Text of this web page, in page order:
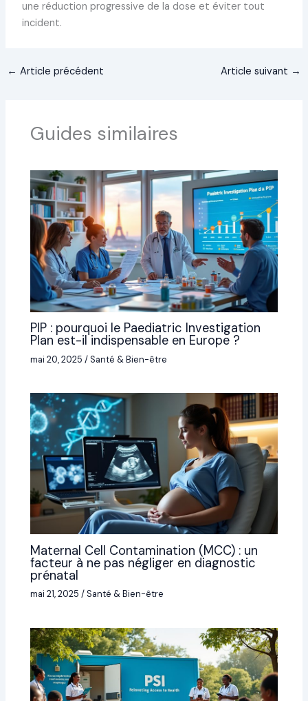
une réduction progressive de la dose et éviter tout
incident.
← Article précédent Article suivant →
Guides similaires
PIP : pourquoi le Paediatric Investigation
Plan est-il indispensable en Europe ?
mai 20, 2025/Santé & Bien-être
Maternal Cell Contamination (MCC) : un
facteur à ne pas négliger en diagnostic
prénatal
mai 21, 2025/Santé & Bien-être